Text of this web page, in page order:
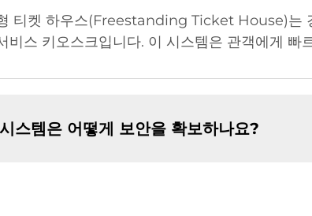
티켓 하우스(Freestanding Ticket House)는
비스 키오스크입니다. 이 시스템은 관객에게
스템은 어떻게 보안을 확보하나요?